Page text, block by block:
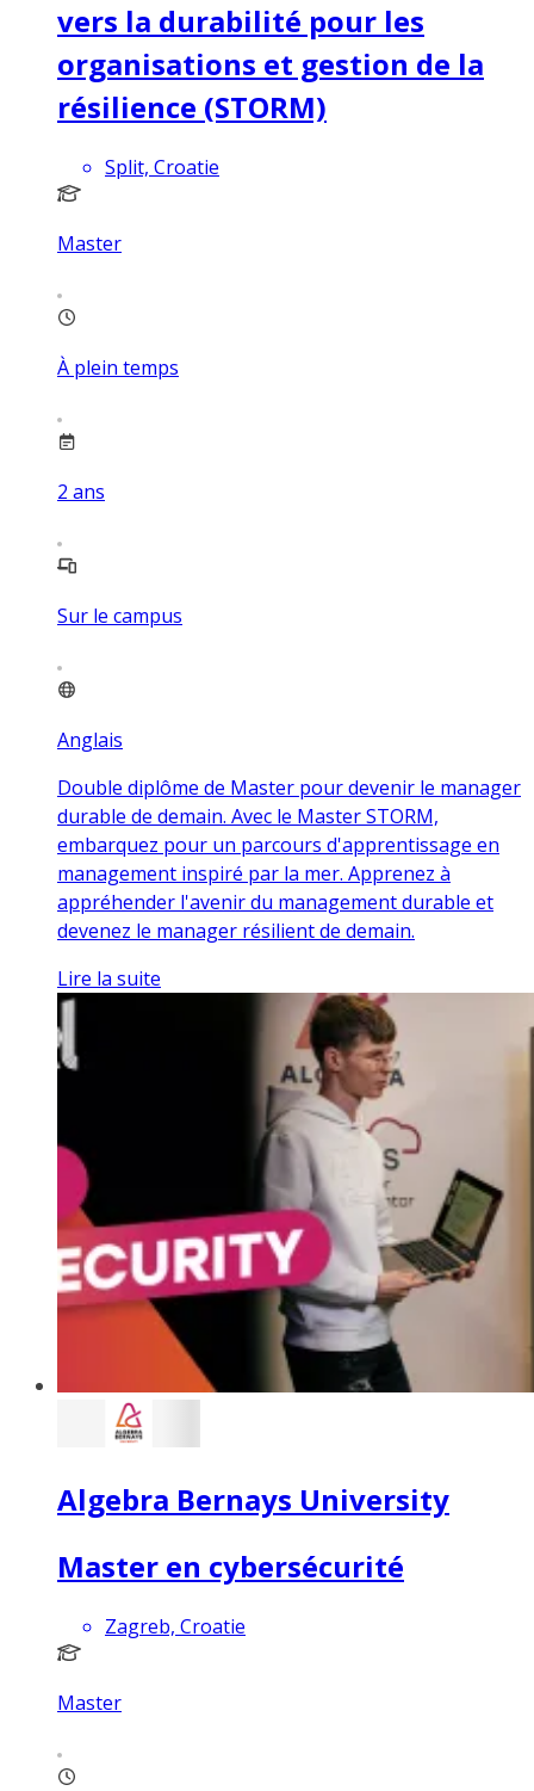
vers la durabilité pour les
organisations et gestion de la
résilience (STORM)
Split, Croatie
Master
À plein temps
2 ans
Sur le campus
Anglais
Double diplôme de Master pour devenir le manager
durable de demain. Avec le Master STORM,
embarquez pour un parcours d'apprentissage en
management inspiré par la mer. Apprenez à
appréhender l'avenir du management durable et
devenez le manager résilient de demain.
Lire la suite
Algebra Bernays University
Master en cybersécurité
Zagreb, Croatie
Master